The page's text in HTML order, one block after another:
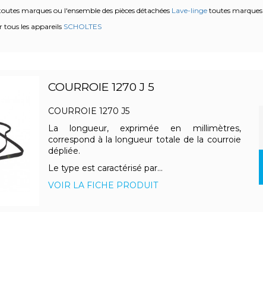
marques ou l'ensemble des pièces détachées Lave-lingetoutes marques
tous les appareils SCHOLTES
COURROIE 1270 J 5
COURROIE 1270 J5
La longueur, exprimée en millimètres,
correspond à la longueur totale de la courroie
dépliée.
Le type est caractérisé par...
VOIR LA FICHE PRODUIT